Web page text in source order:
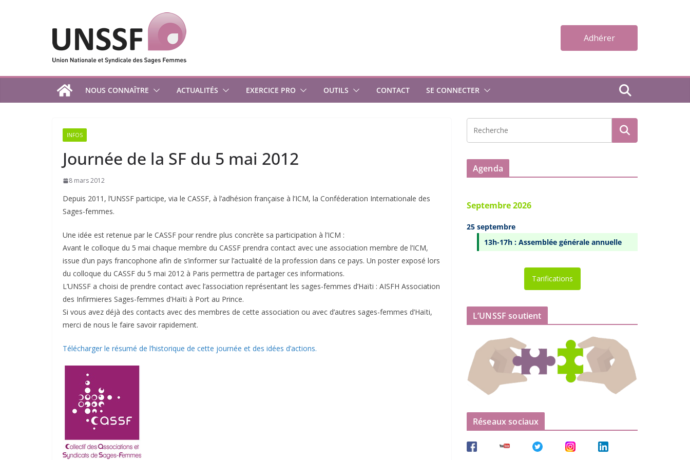
Adhérer
NOUS CONNAÎTRE ACTUALITÉS EXERCICE PRO OUTILS CONTACT SE CONNECTER
INFOS
Journée de la SF du 5 mai 2012
8 mars 2012
Depuis 2011, l’UNSSF participe, via le CASSF, à l’adhésion française à l’ICM, la Conféderation Internationale des
Sages-femmes.
Une idée est retenue par le CASSF pour rendre plus concrète sa participation à l’ICM :
Avant le colloque du 5 mai chaque membre du CASSF prendra contact avec une association membre de l’ICM,
issue d’un pays francophone afin de s’informer sur l’actualité de la profession dans ce pays. Un poster exposé lors
du colloque du CASSF du 5 mai 2012 à Paris permettra de partager ces informations.
L’UNSSF a choisi de prendre contact avec l’association représentant les sages-femmes d’Haïti : AISFH Association
des Infirmieres Sages-femmes d’Haïti à Port au Prince.
Si vous avez déjà des contacts avec des membres de cette association ou avec d’autres sages-femmes d’Haïti,
merci de nous le faire savoir rapidement.
Télécharger le résumé de l’historique de cette journée et des idées d’actions.
Agenda
Septembre 2026
25 septembre
13h-17h : Assemblée générale annuelle
Tarifications
L’UNSSF soutient
Réseaux sociaux